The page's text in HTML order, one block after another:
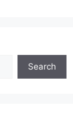
Search